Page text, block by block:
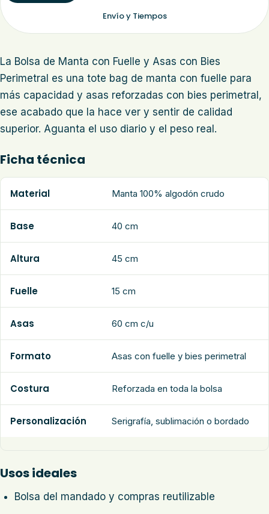
Envío y Tiempos
La Bolsa de Manta con Fuelle y Asas con Bies
Perimetral es una tote bag de manta con fuelle para
más capacidad y asas reforzadas con bies perimetral,
ese acabado que la hace ver y sentir de calidad
superior. Aguanta el uso diario y el peso real.
Ficha técnica
Material Manta 100% algodón crudo
Base 40 cm
Altura 45 cm
Fuelle 15 cm
Asas 60 cm c/u
Formato Asas con fuelle y bies perimetral
Costura Reforzada en toda la bolsa
Personalización Serigrafía, sublimación o bordado
Usos ideales
Bolsa del mandado y compras reutilizable